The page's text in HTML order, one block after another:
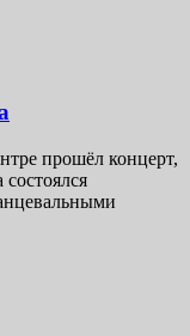
прошёл концерт,